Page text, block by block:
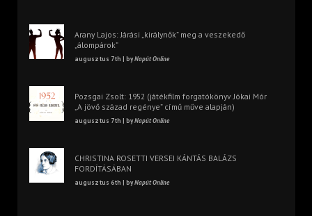
Arany Lajos: Járási „királynők” meg a veszekedő
„álompárok”
augusztus 7th | byNapút Online
Pozsgai Zsolt: 1952 (játékfilm forgatókönyv Jókai Mór
„A jövő század regénye” című műve alapján)
augusztus 7th | byNapút Online
CHRISTINA ROSETTI VERSEI KÁNTÁS BALÁZS
FORDÍTÁSÁBAN
augusztus 6th | byNapút Online